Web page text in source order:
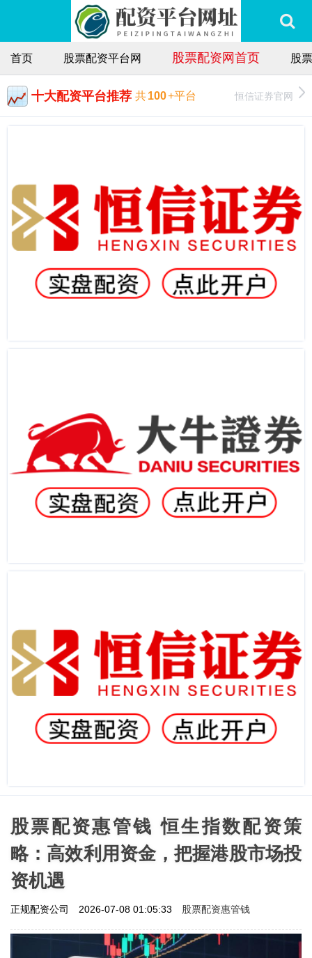
首页 股票配资平台网 股票配资网首页 股
十大配资平台推荐 共100+平台 恒信证券官网
股票配资惠管钱 恒生指数配资策
略：高效利用资金，把握港股市场投
资机遇
正规配资公司 2026-07-08 01:05:33 股票配资惠管钱